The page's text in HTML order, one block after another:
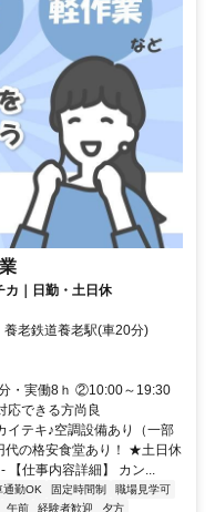
カ｜日勤・土日休
老鉄道養老駅(車20分)
・実働8ｈ ②10:00～19:30
できる方尚良
テキ♪空調設備あり（一部
の格安食堂あり！ ★土日休
【仕事内容詳細】 カン...
通勤OK 固定時間制
職場見学可
午前 経験者歓迎 夕方